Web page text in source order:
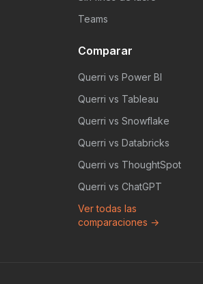
Teams
Comparar
Querri vs Power BI
Querri vs Tableau
Querri vs Snowflake
Querri vs Databricks
Querri vs ThoughtSpot
Querri vs ChatGPT
Ver todas las
comparaciones →